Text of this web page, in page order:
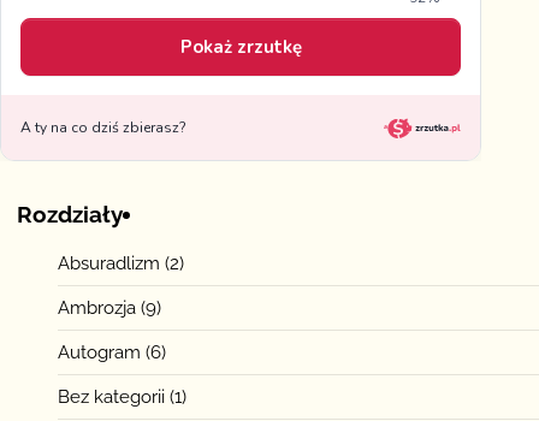
Rozdziały
Absuradlizm (2)
Ambrozja (9)
Autogram (6)
Bez kategorii (1)